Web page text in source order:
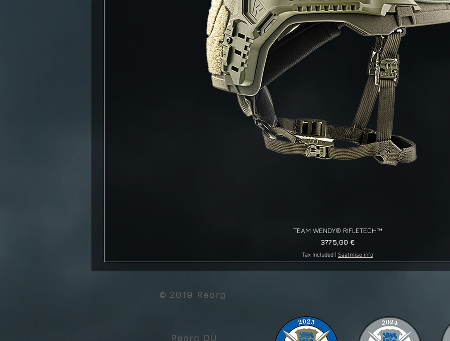
Quick View
TEAM WENDY® RIFLETECH™
Price
3775,00 €
Tax Included Saatmise info
© 2019 Reorg
Reorg OÜ